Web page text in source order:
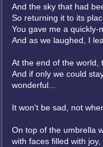
And the sky that had
So returning it to its
You gave me a quickly-
And as we laughed, I
At the end of the world,
And if only we could
wonderful...
It won't be sad, not
On top of the umbrella
with faces filled with joy,